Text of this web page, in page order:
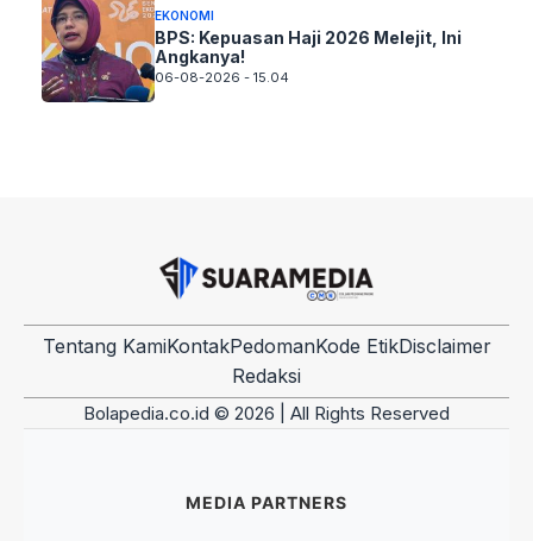
EKONOMI
BPS: Kepuasan Haji 2026 Melejit, Ini
Angkanya!
06-08-2026 - 15.04
Tentang KamiKontakPedomanKode EtikDisclaimer
Redaksi
Bolapedia.co.id © 2026 | All Rights Reserved
MEDIA PARTNERS